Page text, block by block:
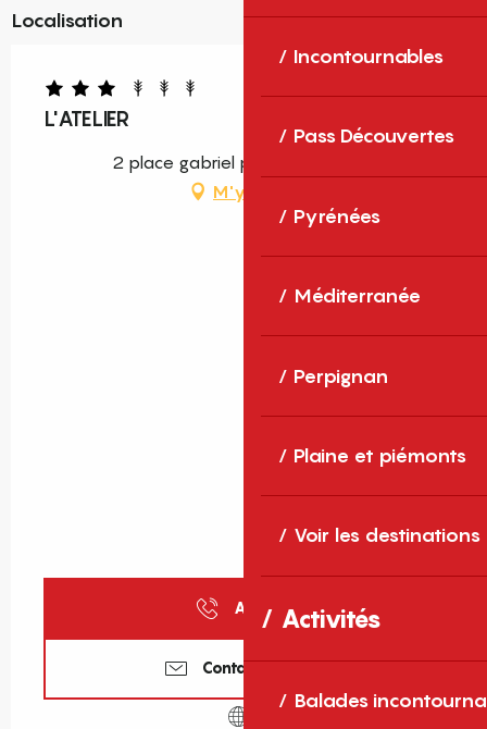
Incontournables
Pass Découvertes
Pyrénées
Méditerranée
Perpignan
Plaine et piémonts
Voir les destinations
Activités
Balades
Localisation
L'ATELIER
2 place gabriel péri, 66300 Thuir
M'y rendre
Appeler
Contactez-nous